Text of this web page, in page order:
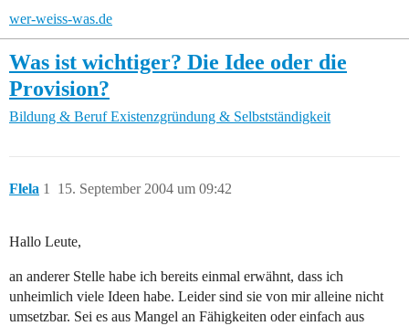
wer-weiss-was.de
Was ist wichtiger? Die Idee oder die
Provision?
Bildung & Beruf Existenzgründung & Selbstständigkeit
Flela 15. September 2004 um 09:42
1
Hallo Leute,
an anderer Stelle habe ich bereits einmal erwähnt, dass ich
unheimlich viele Ideen habe. Leider sind sie von mir alleine nicht
umsetzbar. Sei es aus Mangel an Fähigkeiten oder einfach aus